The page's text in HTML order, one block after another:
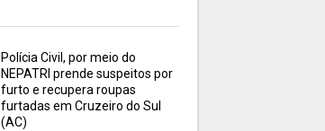
Polícia Civil, por meio do
NEPATRI prende suspeitos por
furto e recupera roupas
furtadas em Cruzeiro do Sul
(AC)